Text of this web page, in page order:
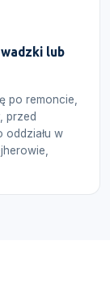
lub
po remoncie,
przed
oddziału w